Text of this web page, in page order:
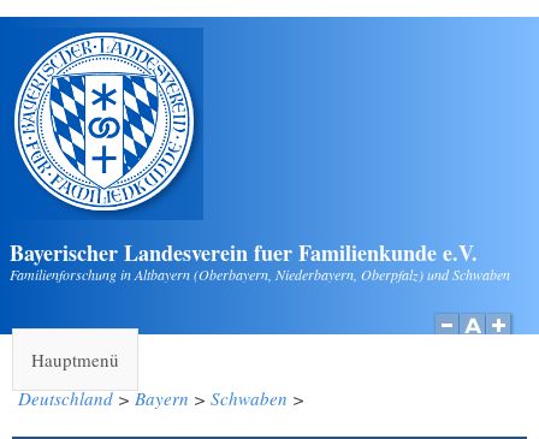
Direkt zum Inhalt
Bayerischer Landesverein fuer Familienkunde e.V.
Familienforschung in Altbayern (Oberbayern, Niederbayern, Oberpfalz) und Schwaben
Hauptmenü
Deutschland>Bayern > Schwaben >